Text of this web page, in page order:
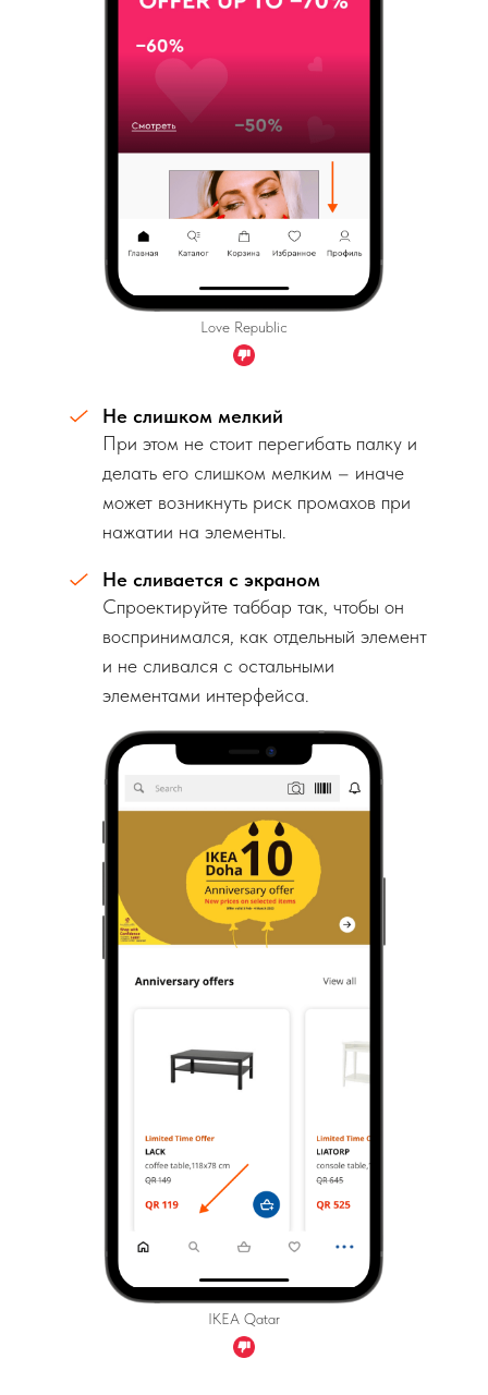
Love Republic
Не слишком мелкий
При этом не стоит перегибать палку и
делать его слишком мелким – иначе
может возникнуть риск промахов при
нажатии на элементы.
Не сливается с экраном
Спроектируйте таббар так, чтобы он
воспринимался, как отдельный элемент
и не сливался с остальными
элементами интерфейса.
IKEA Qatar